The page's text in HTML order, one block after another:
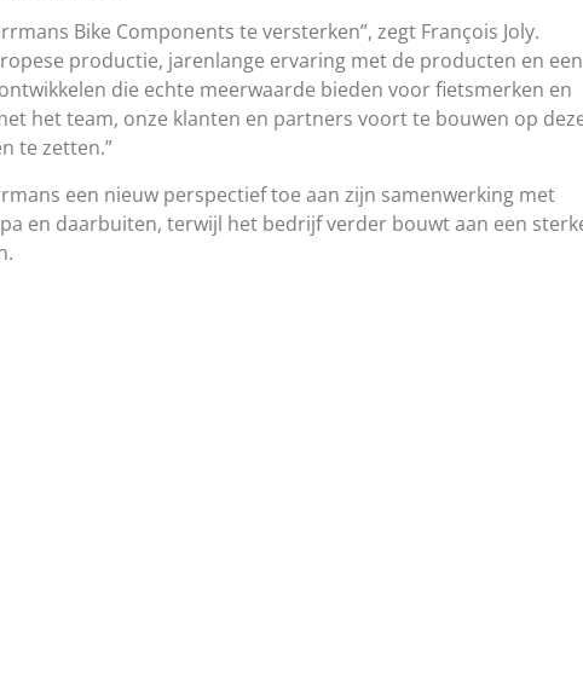
Bike Components te versterken”, zegt François Joly.
productie, jarenlange ervaring met de producten en een
die echte meerwaarde bieden voor fietsmerken en
het team, onze klanten en partners voort te bouwen op
te zetten.”
een nieuw perspectief toe aan zijn samenwerking met
en daarbuiten, terwijl het bedrijf verder bouwt aan een